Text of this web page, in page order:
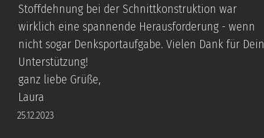
Stoffdehnung bei der Schnittkonstruktion war
wirklich eine spannende Herausforderung - wenn
nicht sogar Denksportaufgabe. Vielen Dank für
Unterstützung!
ganz liebe Grüße,
Laura
25.12.2023